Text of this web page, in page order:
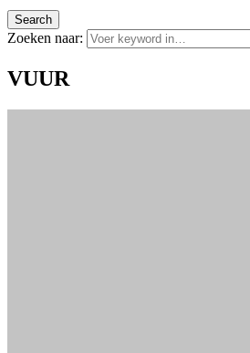
Search
Zoeken naar:
VUUR